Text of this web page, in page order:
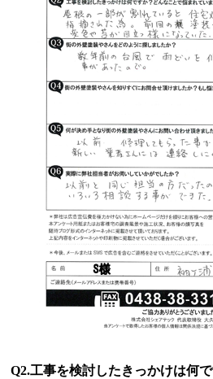
Q2.工事を検討したきっかけは何